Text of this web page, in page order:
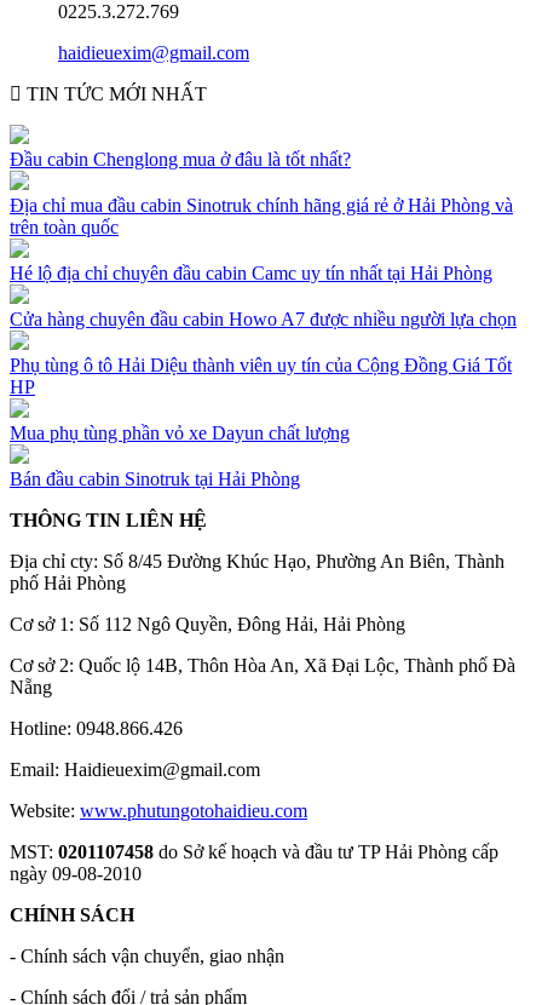
0225.3.272.769
haidieuexim@gmail.com
TIN TỨC MỚI NHẤT
Đầu cabin Chenglong mua ở đâu là tốt nhất?
Địa chỉ mua đầu cabin Sinotruk chính hãng giá rẻ ở Hải Phòng và
trên toàn quốc
Hé lộ địa chỉ chuyên đầu cabin Camc uy tín nhất tại Hải Phòng
Cửa hàng chuyên đầu cabin Howo A7 được nhiều người lựa chọn
Phụ tùng ô tô Hải Diệu thành viên uy tín của Cộng Đồng Giá Tốt
HP
Mua phụ tùng phần vỏ xe Dayun chất lượng
Bán đầu cabin Sinotruk tại Hải Phòng
THÔNG TIN LIÊN HỆ
Địa chỉ cty: Số 8/45 Đường Khúc Hạo, Phường An Biên, Thành
phố Hải Phòng
Cơ sở 1: Số 112 Ngô Quyền, Đông Hải, Hải Phòng
Cơ sở 2: Quốc lộ 14B, Thôn Hòa An, Xã Đại Lộc, Thành phố Đà
Nẵng
Hotline: 0948.866.426
Email: Haidieuexim@gmail.com
Website: www.phutungotohaidieu.com
MST: 0201107458 do Sở kế hoạch và đầu tư TP Hải Phòng cấp
ngày 09-08-2010
CHÍNH SÁCH
- Chính sách vận chuyển, giao nhận
- Chính sách đổi / trả sản phẩm